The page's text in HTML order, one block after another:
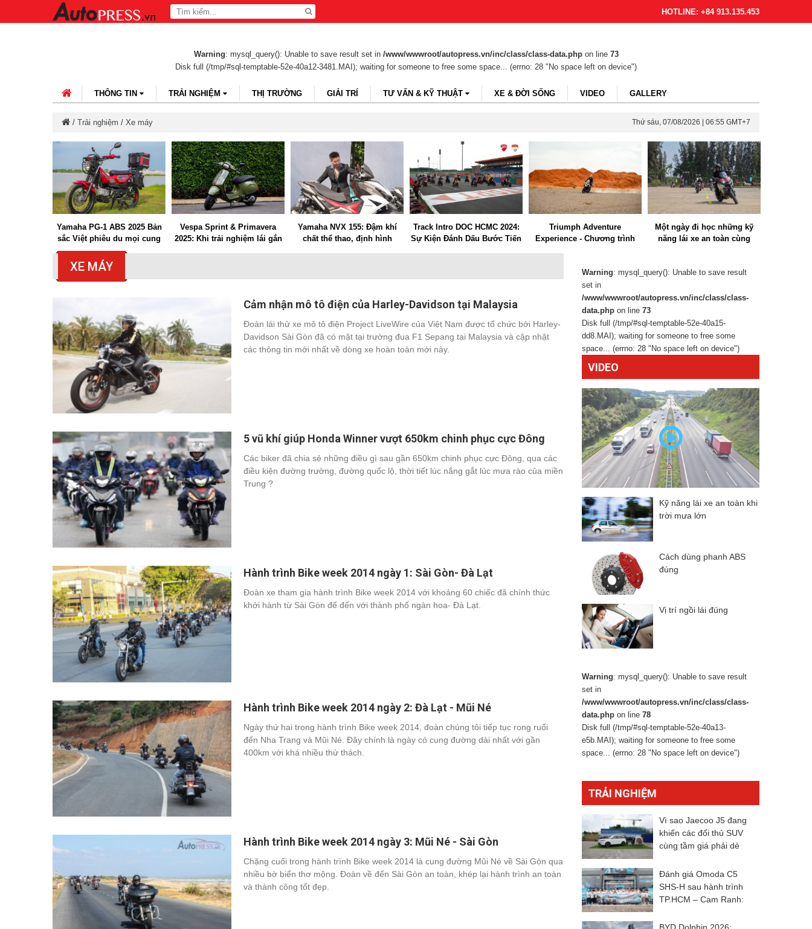
HOTLINE: +84 913.135.453
Warning: mysql_query(): Unable to save result set in /www/wwwroot/autopress.vn/inc/class/class-data.phpon line 73
Disk full (/tmp/#sql-temptable-52e-40a12-3481.MAI); waiting for someone to free some space... (errno: 28 "No space left on device")
THÔNG TIN TRẢI NGHIỆM THỊ TRƯỜNG GIẢI TRÍ TƯ VẤN & KỸ THUẬT XE & ĐỜI SỐNG VIDEO GALLERY
Thứ sáu, 07/08/2026 | 06:55 GMT+7
/ Trải nghiệm / Xe máy
Yamaha PG-1 ABS 2025 Bản
sắc Việt phiêu du mọi cung
đường
Vespa Sprint & Primavera
2025: Khi trải nghiệm lái gắn
Yamaha NVX 155: Đậm khí
chất thể thao, định hình
Track Intro DOC HCMC 2024:
Sự Kiện Đánh Dấu Bước Tiến
Triumph Adventure
Experience - Chương trình
Triumph Motorcycles Vietnam
tổ chức
Một ngày đi học những kỹ
năng lái xe an toàn cùng
XE MÁY
Cảm nhận mô tô điện của Harley-Davidson tại Malaysia
Đoàn lái thử xe mô tô điện Project LiveWire của Việt Nam được tổ chức bởi Harley-
Davidson Sài Gòn đã có mặt tại trường đua F1 Sepang tại Malaysia và cập nhật
các thông tin mới nhất về dòng xe hoàn toàn mới này.
5 vũ khí giúp Honda Winner vượt 650km chinh phục cực Đông
Các biker đã chia sẻ những điều gì sau gần 650km chinh phục cực Đông, qua các
điều kiện đường trường, đường quốc lộ, thời tiết lúc nắng gắt lúc mưa rào của miền
Trung ?
Hành trình Bike week 2014 ngày 1: Sài Gòn- Đà Lạt
Đoàn xe tham gia hành trình Bike week 2014 với khoảng 60 chiếc đã chính thức
khởi hành từ Sài Gòn để đến với thành phố ngàn hoa- Đà Lạt.
Hành trình Bike week 2014 ngày 2: Đà Lạt - Mũi Né
Ngày thứ hai trong hành trình Bike week 2014, đoàn chúng tôi tiếp tục rong ruổi
đến Nha Trang và Mũi Né. Đây chính là ngày có cung đường dài nhất với gần
400km với khá nhiều thử thách.
Hành trình Bike week 2014 ngày 3: Mũi Né - Sài Gòn
Chặng cuối trong hành trình Bike week 2014 là cung đường Mũi Né về Sài Gòn qua
nhiều bờ biển thơ mộng. Đoàn về đến Sài Gòn an toàn, khép lại hành trình an toàn
và thành công tốt đẹp.
Warning: mysql_query(): Unable to save result
set in
/www/wwwroot/autopress.vn/inc/class/class-
data.php on line 73
Disk full (/tmp/#sql-temptable-52e-40a15-
dd8.MAI); waiting for someone to free some
space... (errno: 28 "No space left on device")
VIDEO
Kỹ năng lái xe an toàn khi
trời mưa lớn
Cách dùng phanh ABS
đúng
Vị trí ngồi lái đúng
Warning: mysql_query(): Unable to save result
set in
/www/wwwroot/autopress.vn/inc/class/class-
data.php on line 78
Disk full (/tmp/#sql-temptable-52e-40a13-
e5b.MAI); waiting for someone to free some
space... (errno: 28 "No space left on device")
TRẢI NGHIỆM
Vì sao Jaecoo J5 đang
khiến các đối thủ SUV
cùng tầm giá phải dè
Đánh giá Omoda C5
SHS-H sau hành trình
TP.HCM – Cam Ranh:
nghiệm